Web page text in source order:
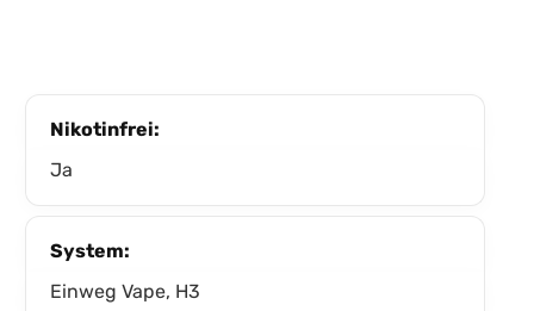
Nikotinfrei:
Ja
System:
Einweg Vape, H3